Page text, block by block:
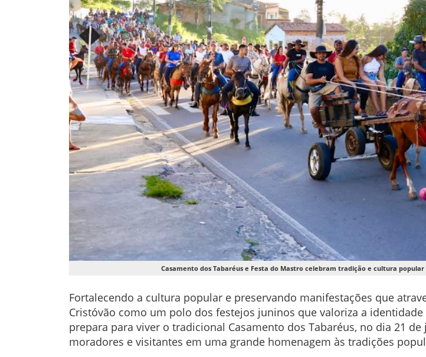
Casamento dos Tabaréus e Festa do Mastro celebram tradição e cultura
Fortalecendo a cultura popular e preservando manifestações que
Cristóvão como um polo dos festejos juninos que valoriza a
prepara para viver o tradicional Casamento dos Tabaréus, no dia 21
moradores e visitantes em uma grande homenagem às tradições